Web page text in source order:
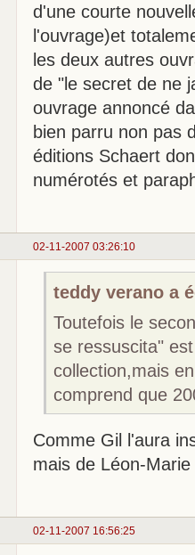
d'une courte
l'ouvrage)et
les deux autres
de "le secret de ne
ouvrage annoncé
bien parru non pas
éditions Schaert
numérotés et
02-11-2007 03:26:10
teddy verano a
Toutefois le
se ressuscita"
collection,mais
comprend que
Comme Gil l'aura
mais de Léon-
02-11-2007 16:56:25